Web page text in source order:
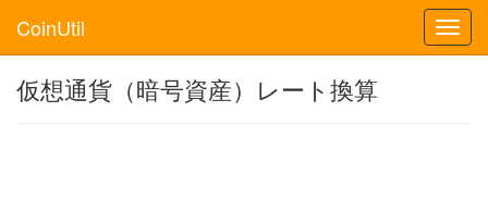
CoinUtil
仮想通貨（暗号資産）レート換算